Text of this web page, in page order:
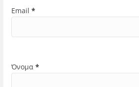
Email *
Όνομα *